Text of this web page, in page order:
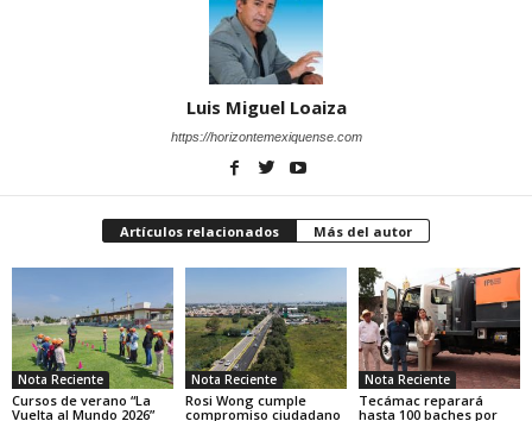
Luis Miguel Loaiza
https://horizontemexiquense.com
Artículos relacionados Más del autor
Nota Reciente
Cursos de verano “La
Vuelta al Mundo 2026”
Nota Reciente
Rosi Wong cumple
compromiso ciudadano
Nota Reciente
Tecámac reparará
hasta 100 baches por